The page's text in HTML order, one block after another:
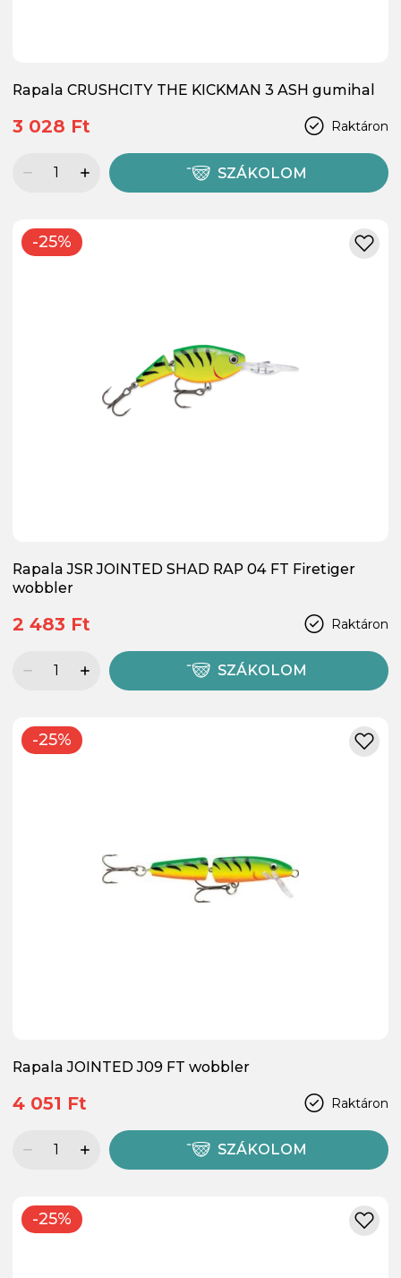
Rapala CRUSHCITY THE KICKMAN 3 ASH gumihal
Raktáron
3 028 Ft
SZÁKOLOM
-25%
Rapala JSR JOINTED SHAD RAP 04 FT Firetiger
wobbler
Raktáron
2 483 Ft
SZÁKOLOM
-25%
Rapala JOINTED J09 FT wobbler
Raktáron
4 051 Ft
SZÁKOLOM
-25%